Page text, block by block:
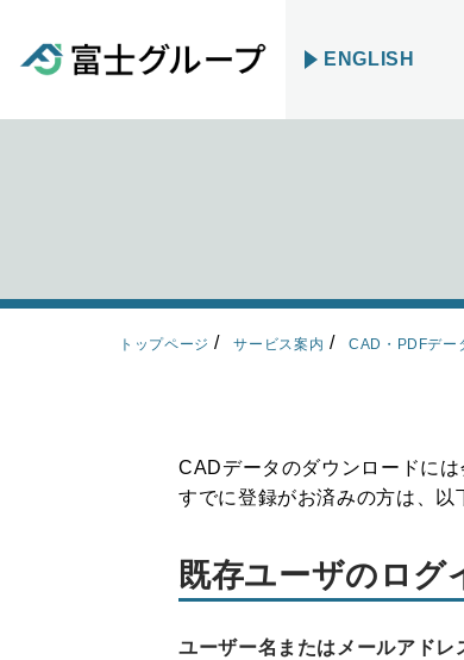
ENGLISH
トップページ サービス案内 CAD・PDFデー
CADデータのダウンロードに
すでに登録がお済みの方は、以
既存ユーザのログ
ユーザー名またはメールアドレ